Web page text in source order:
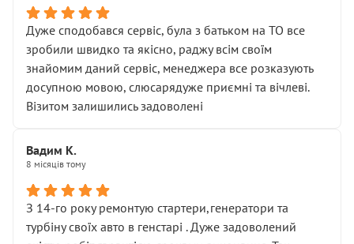
Дуже сподобався сервіс, була з батьком на ТО все
зробили швидко та якісно, раджу всім своїм
знайомим даний сервіс, менеджера все розказують
досупною мовою, слюсарядуже приємні та вічлеві.
Візитом залишились задоволені
Вадим К.
8 місяців тому
З 14-го року ремонтую стартери,генератори та
турбіну своїх авто в генстарі . Дуже задоволений